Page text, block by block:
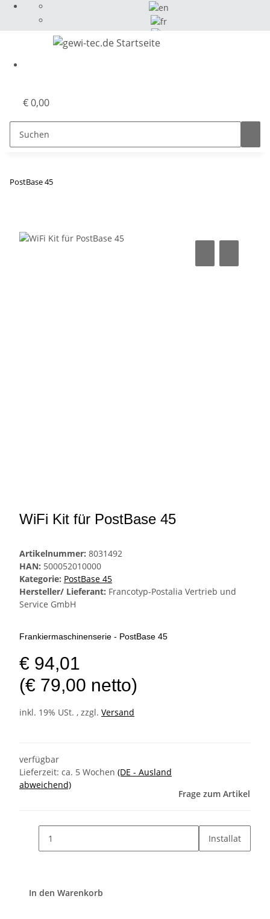
€ 0,00
PostBase 45
WiFi Kit für PostBase 45
Artikelnummer: 8031492
HAN: 500052010000
Kategorie: PostBase 45
Hersteller/ Lieferant: Francotyp-Postalia Vertrieb und
Service GmbH
Frankiermaschinenserie - PostBase 45
€ 94,01
(€ 79,00 netto)
inkl. 19% USt. , zzgl. Versand
verfügbar
Lieferzeit: ca. 5 Wochen (DE - Ausland
abweichend)
Frage zum Artikel
Installat
In den Warenkorb